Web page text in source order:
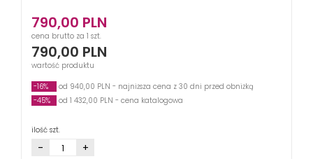
790,00 PLN
cena brutto za 1 szt.
790,00 PLN
wartość produktu
-16%
od 940,00 PLN - najniższa cena z 30 dni przed obniżką
-45%
od 1 432,00 PLN - cena katalogowa
ilość szt.
- +